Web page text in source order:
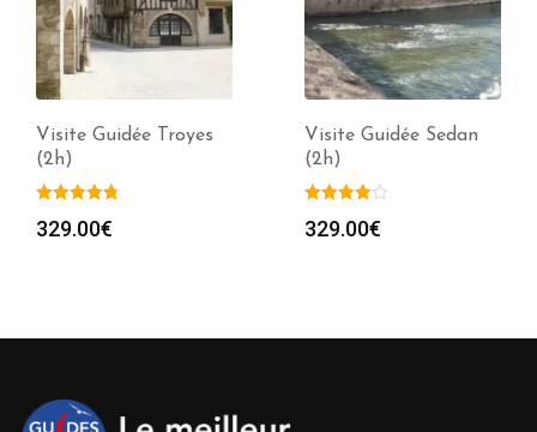
Visite Guidée Troyes
(2h)
329.00€
Visite Guidée Sedan
(2h)
329.00€